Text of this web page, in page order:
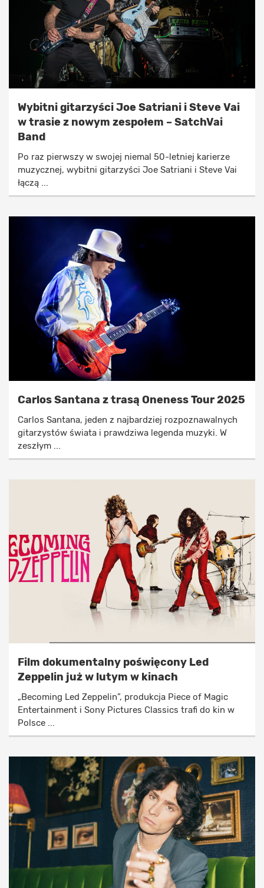
Wybitni gitarzyści Joe Satriani i Steve Vai
w trasie z nowym zespołem – SatchVai
Band
Po raz pierwszy w swojej niemal 50-letniej karierze
muzycznej, wybitni gitarzyści Joe Satriani i Steve Vai
łączą ...
Carlos Santana z trasą Oneness Tour 2025
Carlos Santana, jeden z najbardziej rozpoznawalnych
gitarzystów świata i prawdziwa legenda muzyki. W
zeszłym ...
Film dokumentalny poświęcony Led
Zeppelin już w lutym w kinach
„Becoming Led Zeppelin”, produkcja Piece of Magic
Entertainment i Sony Pictures Classics trafi do kin w
Polsce ...